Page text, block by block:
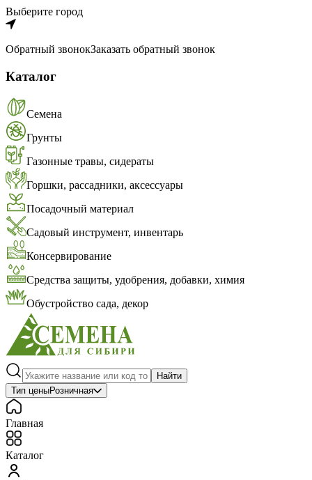
Выберите город
Обратный звонокЗаказать обратный звонок
Каталог
Семена
Грунты
Газонные травы, сидераты
Горшки, рассадники, аксессуары
Посадочный материал
Садовый инструмент, инвентарь
Консервирование
Средства защиты, удобрения, добавки, химия
Обустройство сада, декор
Найти
Тип ценыРозничная
Главная
Каталог